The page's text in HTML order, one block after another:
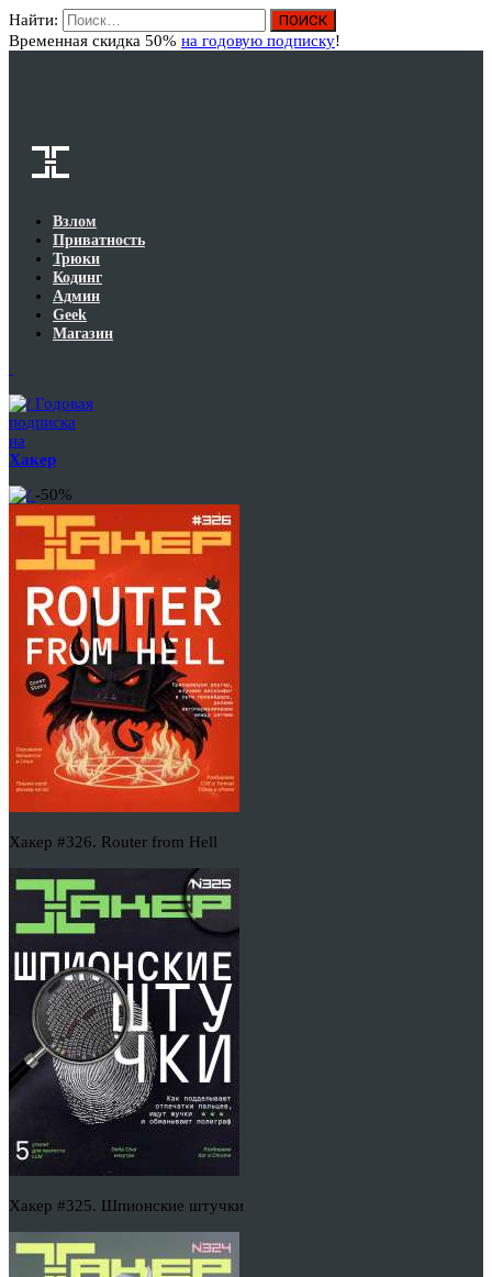
Найти:
Временная скидка 50% на годовую подписку!
Взлом
Приватность
Трюки
Кодинг
Админ
Geek
Магазин
Годовая
подписка
на
Хакер
-50%
Хакер #326. Router from Hell
Хакер #325. Шпионские штучки